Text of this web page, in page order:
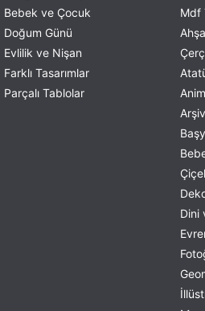
Bebek ve Çocuk
Doğum Günü
Evlilik ve Nişan
Farklı Tasarımlar
Parçalı Tablolar
Mdf
Arşiv
Dini